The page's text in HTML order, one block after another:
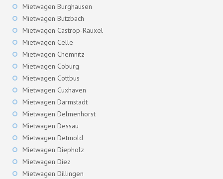
Mietwagen Burghausen
Mietwagen Butzbach
Mietwagen Castrop-Rauxel
Mietwagen Celle
Mietwagen Chemnitz
Mietwagen Coburg
Mietwagen Cottbus
Mietwagen Cuxhaven
Mietwagen Darmstadt
Mietwagen Delmenhorst
Mietwagen Dessau
Mietwagen Detmold
Mietwagen Diepholz
Mietwagen Diez
Mietwagen Dillingen